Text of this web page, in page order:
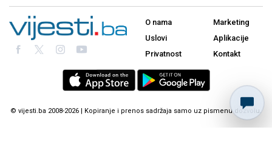
O nama
Uslovi
Privatnost
Marketing
Aplikacije
Kontakt
© vijesti.ba 2008-2026 | Kopiranje i prenos sadržaja samo uz pismenu dozvolu.